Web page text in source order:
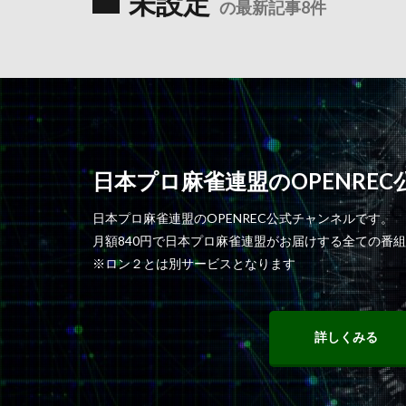
の最新記事8件
日本プロ麻雀連盟のOPENREC
日本プロ麻雀連盟のOPENREC公式チャンネルです。
月額840円で日本プロ麻雀連盟がお届けする全ての番
※ロン２とは別サービスとなります
詳しくみる